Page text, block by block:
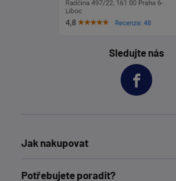
Sledujte nás
Jak nakupovat
Potřebujete poradit?